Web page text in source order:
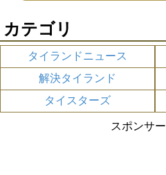
カテゴリ
タイランドニュース
解決タイランド
タイスターズ
スポンサ